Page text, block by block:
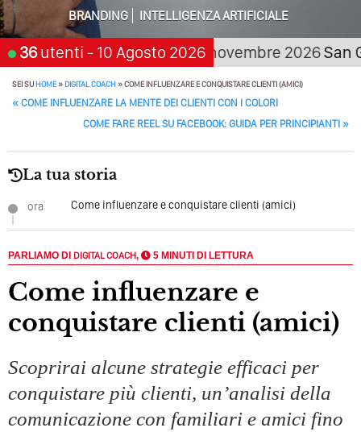
Quali Sono Gli Errori Della Comunicazione Politica? Il
Caso Delle Braccia Incrociate
Come Promuoversi Nel Wedding? Il Mio Intervento Per
L’Accademia Del Wedding
BRANDING
INTELLIGENZA ARTIFICIALE
36utenti - 10 Agosto 2026
scegli: 21 novembre 2026San
SEI SUHOME»DIGITAL COACH»COME INFLUENZARE E CONQUISTARE CLIENTI (AMICI)
POST NAVIGATION
« COME INFLUENZARE LA MENTE DEI CLIENTI CON I COLORI
COME FARE REEL SU FACEBOOK: GUIDA PER PRINCIPIANTI »
La tua storia
ora Come influenzare e conquistare clienti (amici)
PARLIAMO DI DIGITAL COACH, 5 MINUTI DI LETTURA
Come influenzare e
conquistare clienti (amici)
Scoprirai alcune strategie efficaci per
conquistare più clienti, un’analisi della
comunicazione con familiari e amici fino